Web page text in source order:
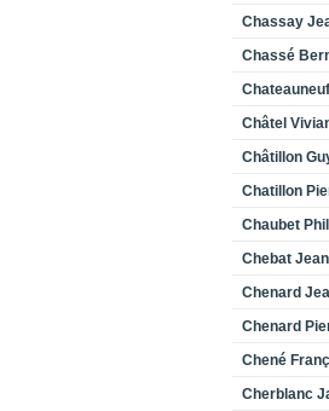
Chassay
Chassé
Châtel
Châtillon
Chatillon
Chaubet
Chebat
Chenard
Chenard
Chené
Cherblanc